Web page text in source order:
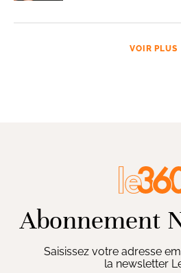
VOIR PLUS
Abonnement
Saisissez votre adresse
la newsletter